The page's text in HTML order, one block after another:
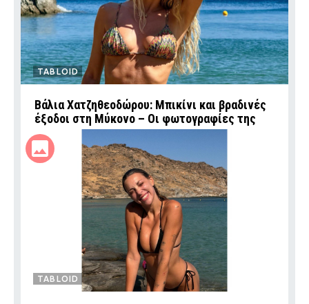
TABLOID
Βάλια Χατζηθεοδώρου: Μπικίνι και βραδινές
έξοδοι στη Μύκονο – Οι φωτογραφίες της
TABLOID